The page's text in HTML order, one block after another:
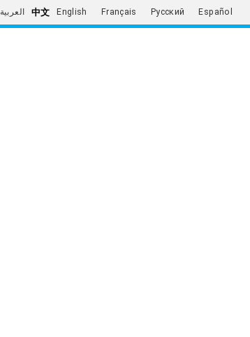
العربية 中文 English Français Русский Español